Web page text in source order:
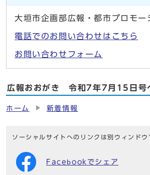
大垣市企画部広報・都市プロモ
電話でのお問い合わせはこちら
お問い合わせフォーム
広報おおがき 令和7年7月15日号
ホーム 新着情報
ソーシャルサイトへのリンクは別ウィンドウ
Facebookでシェア